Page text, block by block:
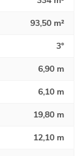
93,50 m²
3°
6,90 m
6,10 m
19,80 m
12,10 m